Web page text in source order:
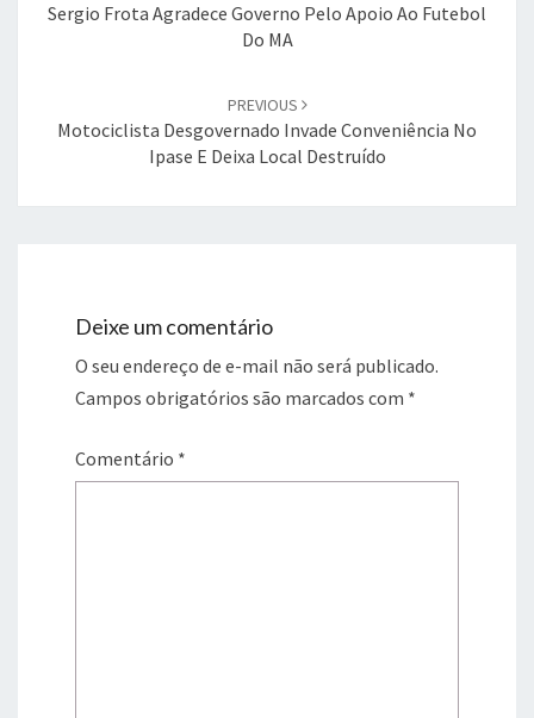
Sergio Frota Agradece Governo Pelo Apoio Ao Futebol
Do MA
PREVIOUS
Motociclista Desgovernado Invade Conveniência No
Ipase E Deixa Local Destruído
Deixe um comentário
O seu endereço de e-mail não será publicado.
Campos obrigatórios são marcados com *
Comentário *